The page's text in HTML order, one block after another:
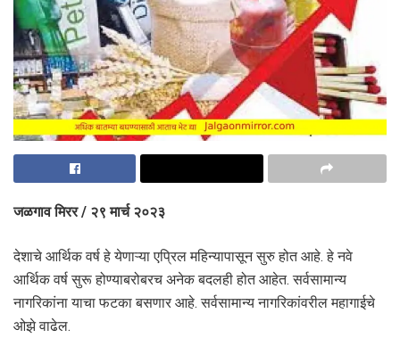
जळगाव मिरर / २९ मार्च २०२३
देशाचे आर्थिक वर्ष हे येणाऱ्या एप्रिल महिन्यापासून सुरु होत आहे. हे नवे
आर्थिक वर्ष सुरू होण्याबरोबरच अनेक बदलही होत आहेत. सर्वसामान्य
नागरिकांना याचा फटका बसणार आहे. सर्वसामान्य नागरिकांवरील महागाईचे
ओझे वाढेल.